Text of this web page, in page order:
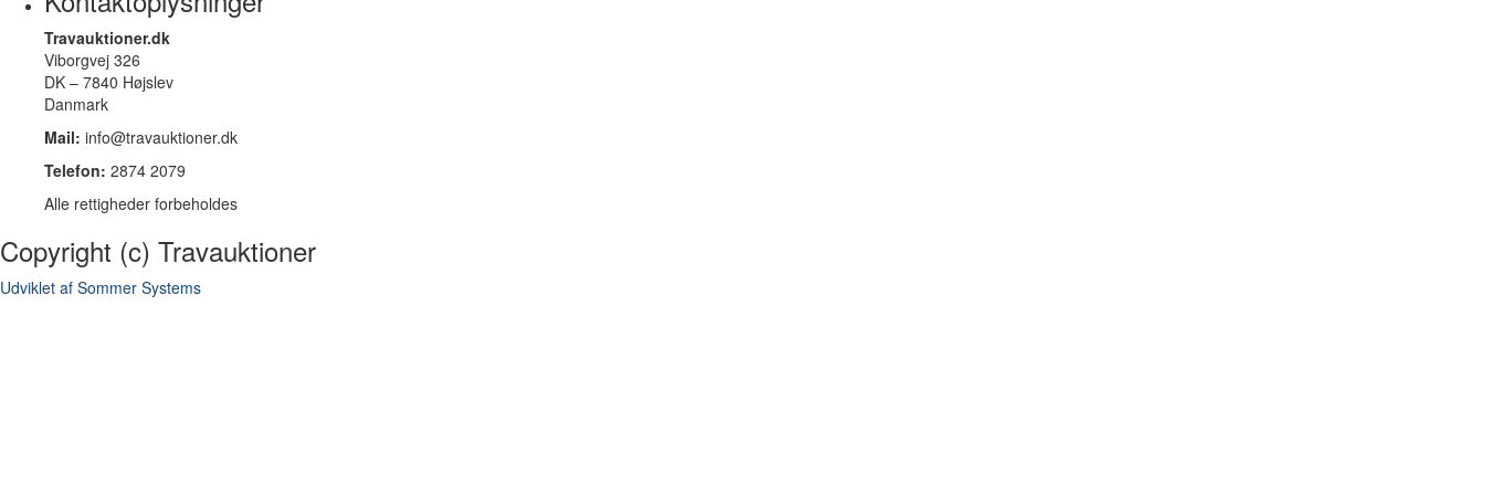
Travauktioner.dk
Viborgvej 326
DK – 7840 Højslev
Danmark
Mail: info@travauktioner.dk
Telefon: 2874 2079
Alle rettigheder forbeholdes
Copyright (c) Travauktioner
Udviklet af Sommer Systems